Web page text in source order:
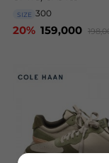
SIZE 300
20% 159,000